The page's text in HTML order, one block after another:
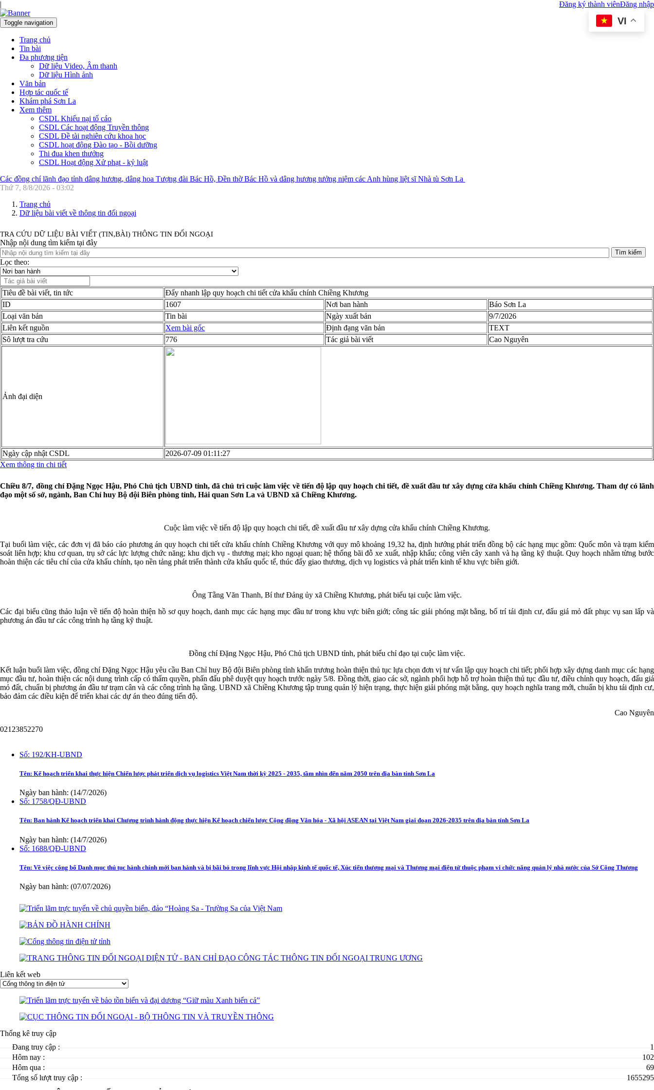
Đăng nhập
| Đăng ký thành viên
Toggle navigation
Trang chủ
Tin bài
Đa phương tiện
Dữ liệu Video, Âm thanh
Dữ liệu Hình ảnh
Văn bản
Hợp tác quốc tế
Khám phá Sơn La
Xem thêm
CSDL Khiếu nại tố cáo
CSDL Các hoạt động Truyền thông
CSDL Đề tài nghiên cứu khoa học
CSDL hoạt động Đào tạo - Bồi dưỡng
Thi đua khen thưởng
CSDL Hoạt động Xử phạt - kỷ luật
VI
Các đồng chí lãnh đạo tỉnh dâng hương, dâng hoa Tượng đài Bác Hồ, Đền thờ Bác Hồ và dâng hương tưởng niệm các Anh hùng liệt sĩ Nhà tù Sơn La
Thứ 7, 8/8/2026 - 03:02
Trang chủ
Dữ liệu bài viết về thông tin đối ngoại
TRA CỨU DỮ LIỆU BÀI VIẾT (TIN,BÀI) THÔNG TIN ĐỐI NGOẠI
Nhập nội dung tìm kiếm tại đây
Tìm kiếm
Lọc theo:
Tiêu đề bài viết, tin tức
Đẩy nhanh lập quy hoạch chi tiết cửa khẩu chính Chiềng Khương
ID
1607 Nơi ban hành
Báo Sơn La
Loại văn bản
Tin bài Ngày xuất bản
9/7/2026
Liên kết nguồn
Xem bài gốc Định đạng văn bản
TEXT
Sô lượt tra cứu
776 Tác giả bài viết Cao Nguyên
Ảnh đại diện
Ngày cập nhật CSDL
2026-07-09 01:11:27
Xem thông tin chi tiết
Chiều 8/7, đồng chí Đặng Ngọc Hậu, Phó Chủ tịch UBND tỉnh, đã chủ trì cuộc làm việc về tiến độ lập quy hoạch chi tiết, đề xuất đầu tư xây dựng cửa khẩu chính Chiềng Khương. Tham dự có lãnh
đạo một số sở, ngành, Ban Chỉ huy Bộ đội Biên phòng tỉnh, Hải quan Sơn La và UBND xã Chiềng Khương.
Cuộc làm việc về tiến độ lập quy hoạch chi tiết, đề xuất đầu tư xây dựng cửa khẩu chính Chiềng Khương.
Tại buổi làm việc, các đơn vị đã báo cáo phương án quy hoạch chi tiết cửa khẩu chính Chiềng Khương với quy mô khoảng 19,32 ha, định hướng phát triển đồng bộ các hạng mục gồm: Quốc môn và trạm kiểm
soát liên hợp; khu cơ quan, trụ sở các lực lượng chức năng; khu dịch vụ - thương mại; kho ngoại quan; hệ thống bãi đỗ xe xuất, nhập khẩu; công viên cây xanh và hạ tầng kỹ thuật. Quy hoạch nhằm từng bước
hoàn thiện các tiêu chí của cửa khẩu chính, tạo nền tảng phát triển thành cửa khẩu quốc tế, thúc đẩy giao thương, dịch vụ logistics và phát triển kinh tế khu vực biên giới.
Ông Tằng Văn Thanh, Bí thư Đảng ủy xã Chiềng Khương, phát biểu tại cuộc làm việc.
Các đại biểu cũng thảo luận về tiến độ hoàn thiện hồ sơ quy hoạch, danh mục các hạng mục đầu tư trong khu vực biên giới; công tác giải phóng mặt bằng, bố trí tái định cư, đấu giá mỏ đất phục vụ san lấp và
phương án đầu tư các công trình hạ tầng kỹ thuật.
Đồng chí Đặng Ngọc Hậu, Phó Chủ tịch UBND tỉnh, phát biểu chỉ đạo tại cuộc làm việc.
Kết luận buổi làm việc, đồng chí Đặng Ngọc Hậu yêu cầu Ban Chỉ huy Bộ đội Biên phòng tỉnh khẩn trương hoàn thiện thủ tục lựa chọn đơn vị tư vấn lập quy hoạch chi tiết; phối hợp xây dựng danh mục các hạng
mục đầu tư, hoàn thiện các nội dung trình cấp có thẩm quyền, phấn đấu phê duyệt quy hoạch trước ngày 5/8. Đồng thời, giao các sở, ngành phối hợp hỗ trợ hoàn thiện thủ tục đầu tư, điều chỉnh quy hoạch, đấu giá
mỏ đất, chuẩn bị phương án đầu tư trạm cân và các công trình hạ tầng. UBND xã Chiềng Khương tập trung quản lý hiện trạng, thực hiện giải phóng mặt bằng, quy hoạch nghĩa trang mới, chuẩn bị khu tái định cư,
bảo đảm các điều kiện để triển khai các dự án theo đúng tiến độ.
Cao Nguyên
02123852270
Số: 192/KH-UBND
Tên: Kế hoạch triển khai thực hiện Chiến lược phát triển dịch vụ logistics Việt Nam thời kỳ 2025 - 2035, tầm nhìn đến năm 2050 trên địa bàn tỉnh Sơn La
Ngày ban hành: (14/7/2026)
Số: 1758/QĐ-UBND
Tên: Ban hành Kế hoạch triển khai Chương trình hành động thực hiện Kế hoạch chiến lược Cộng đồng Văn hóa - Xã hội ASEAN tại Việt Nam giai đoạn 2026-2035 trên địa bàn tỉnh Sơn La
Ngày ban hành: (14/7/2026)
Số: 1688/QĐ-UBND
Tên: Về việc công bố Danh mục thủ tục hành chính mới ban hành và bị bãi bỏ trong lĩnh vực Hội nhập kinh tế quốc tế, Xúc tiến thương mại và Thương mại điện tử thuộc phạm vi chức năng quản lý nhà nước của Sở Công Thương
Ngày ban hành: (07/07/2026)
Liên kết web
Thống kê truy cập
Đang truy cập :
1
Hôm nay :
102
Hôm qua :
69
Tổng số lượt truy cập :
1655295